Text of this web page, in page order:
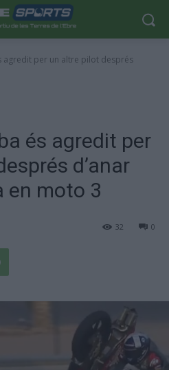
agredit per un altre pilot després
és agredit per
d’anar
en moto 3
0
32